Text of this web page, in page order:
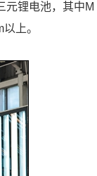
元锂电池，其中M
上。